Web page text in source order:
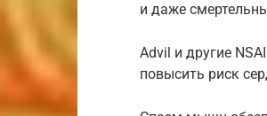
и даже
Advil и другие
повысить риск